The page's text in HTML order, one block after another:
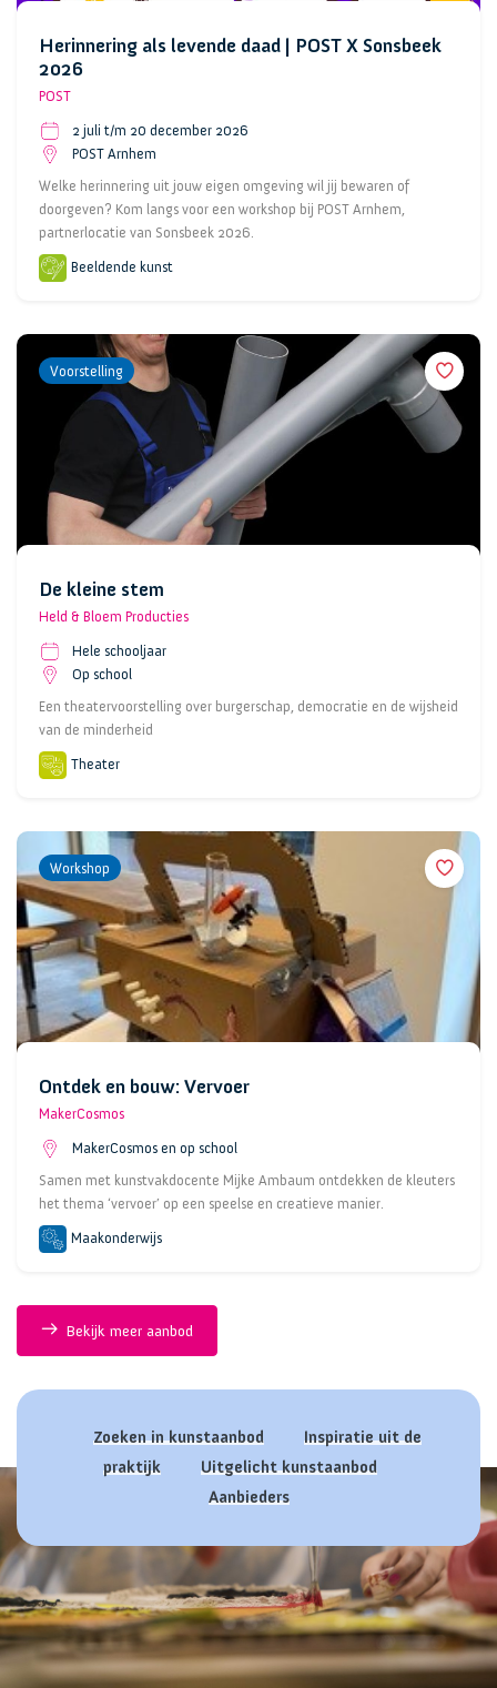
Herinnering als levende daad | POST X Sonsbeek
2026
POST
2 juli t/m 20 december 2026
POST Arnhem
Welke herinnering uit jouw eigen omgeving wil jij bewaren of
doorgeven? Kom langs voor een workshop bij POST Arnhem,
partnerlocatie van Sonsbeek 2026.
Beeldende kunst
Voorstelling
De kleine stem
Held & Bloem Producties
Hele schooljaar
Op school
Een theatervoorstelling over burgerschap, democratie en de wijsheid
van de minderheid
Theater
Workshop
Ontdek en bouw: Vervoer
MakerCosmos
MakerCosmos en op school
Samen met kunstvakdocente Mijke Ambaum ontdekken de kleuters
het thema ‘vervoer’ op een speelse en creatieve manier.
Maakonderwijs
Bekijk meer aanbod
Zoeken in kunstaanbod
Inspiratie uit de
praktijk
Uitgelicht kunstaanbod
Aanbieders